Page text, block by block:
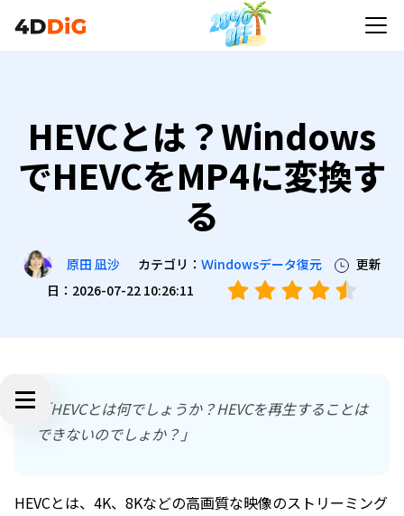
HEVCとは？Windows
でHEVCをMP4に変換す
る
原田 凪沙 カテゴリ： Ｗindowsデータ復元
更新
日：2026-07-22 10:26:11
「HEVCとは何でしょうか？HEVCを再生することは
できないのでしょか？」
HEVCとは、4K、8Kなどの高画質な映像のストリーミング